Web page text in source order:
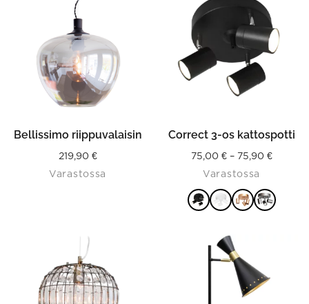
Bellissimo riippuvalaisin
219,90 €
Varastossa
VAIHTOEHDOISTA
multiple
variants.
The
options
may
be
chosen
product
Correct 3-os kattospotti
75,00 € – 75,90 €Price
75,00 €
Varastossa